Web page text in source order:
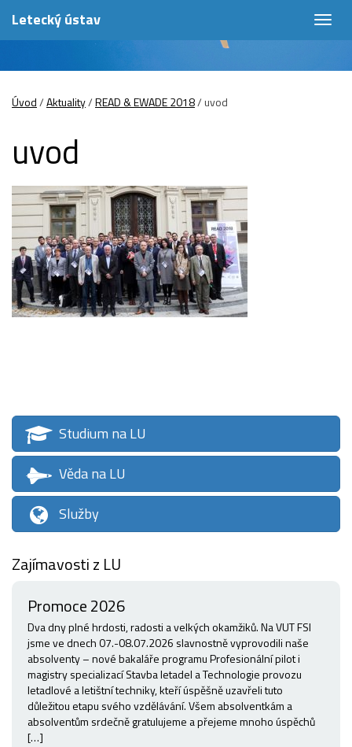
Letecký ústav
Úvod/Aktuality/READ & EWADE 2018/uvod
uvod
Studium na LU
Věda na LU
Služby
Zajímavosti z LU
Promoce 2026
Dva dny plné hrdosti, radosti a velkých okamžiků. Na VUT FSI
jsme ve dnech 07.-08.07.2026 slavnostně vyprovodili naše
absolventy – nové bakaláře programu Profesionální pilot i
magistry specializací Stavba letadel a Technologie provozu
letadlové a letištní techniky, kteří úspěšně uzavřeli tuto
důležitou etapu svého vzdělávání. Všem absolventkám a
absolventům srdečně gratulujeme a přejeme mnoho úspěchů
[…]